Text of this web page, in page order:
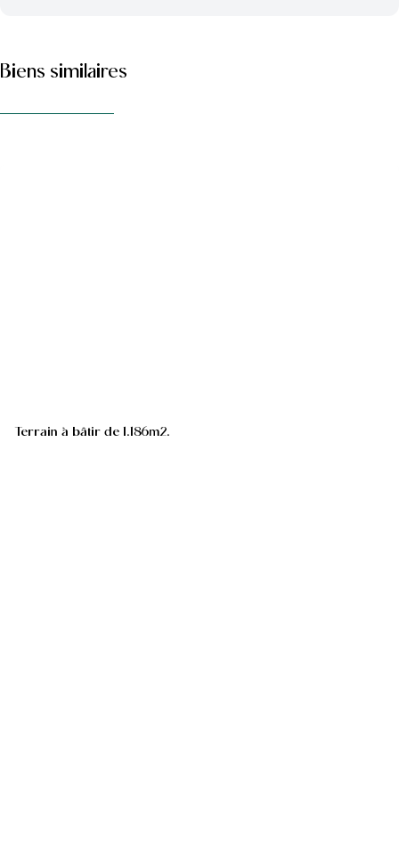
Biens similaires
Terrain à bâtir de 1.186m2.